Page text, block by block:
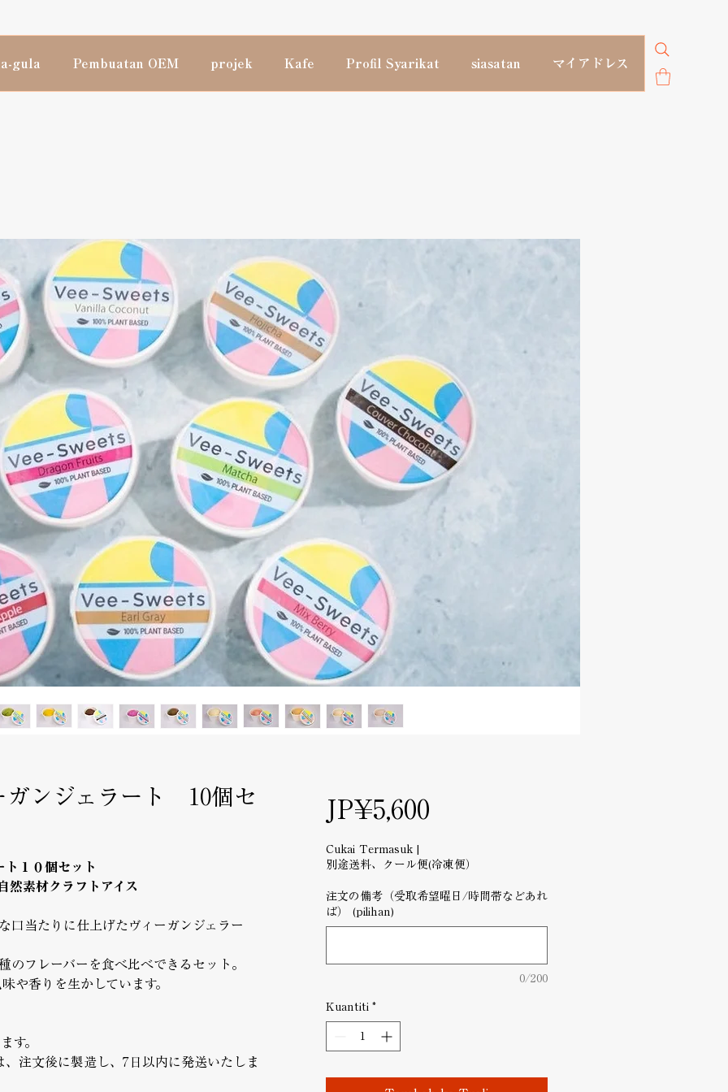
gula Pembuatan OEM projek Kafe Profil Syarikat siasatan マイアドレス
ガンジェラート 10個セ
ト１０個セット
然素材クラフトアイス
口当たりに仕上げたヴィーガンジェラー
のフレーバーを食べ比べできるセット。
や香りを生かしています。
す。
注文後に製造し、7日以内に発送いたしま
JP¥5,600Harga
Cukai Termasuk|
別途送料、クール便(冷凍便）
注文の備考（受取希望曜日/時間帯などあれ
ば） (pilihan)
0/200
Kuantiti *